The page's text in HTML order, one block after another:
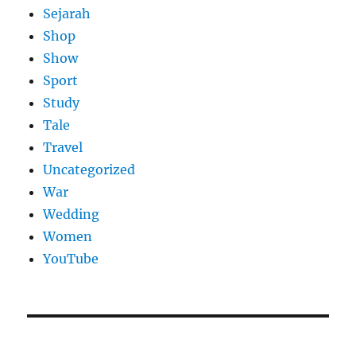
Sejarah
Shop
Show
Sport
Study
Tale
Travel
Uncategorized
War
Wedding
Women
YouTube